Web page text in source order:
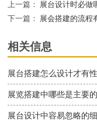
上一篇：
展台设计时必做
下一篇：
展会搭建的流程
相关信息
展台搭建怎么设计才有
展览搭建中哪些是主要
展台设计中容易忽略的